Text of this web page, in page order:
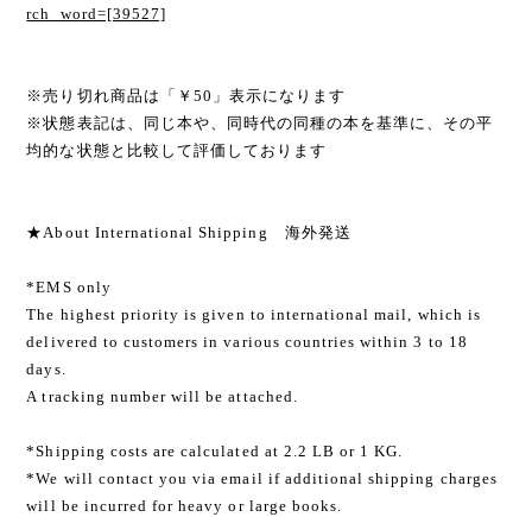
rch_word=[39527]
※売り切れ商品は「￥50」表示になります
※状態表記は、同じ本や、同時代の同種の本を基準に、その平
均的な状態と比較して評価しております
★About International Shipping 海外発送
*EMS only
The highest priority is given to international mail, which is
delivered to customers in various countries within 3 to 18
days.
A tracking number will be attached.
*Shipping costs are calculated at 2.2 LB or 1 KG.
*We will contact you via email if additional shipping charges
will be incurred for heavy or large books.